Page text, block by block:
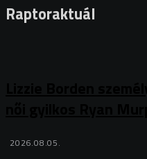
Raptoraktuál
2026.08.05.